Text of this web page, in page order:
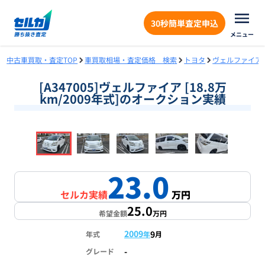
30秒簡単査定申込
メニュー
中古車買取・査定TOP 車買取相場・査定価格 検索 トヨタ ヴェルファイア
[A347005]ヴェルファイア [18.8万
km/2009年式]のオークション実績
1/18
セルカ実績23.0万円
希望金額25.0万円
年式 2009年9月
グレード
-